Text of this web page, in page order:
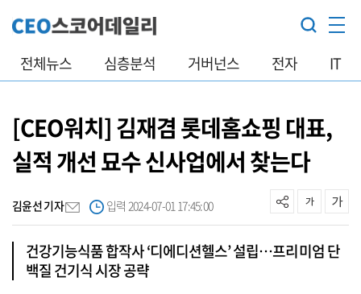
전체뉴스 심층분석 거버넌스 전자 IT
[CEO워치] 김재겸 롯데홈쇼핑 대표,
실적 개선 묘수 신사업에서 찾는다
김윤선 기자 입력 2024-07-01 17:45:00
건강기능식품 합작사 ‘디에디션헬스’ 설립…프리미엄 단
백질 건기식 시장 공략